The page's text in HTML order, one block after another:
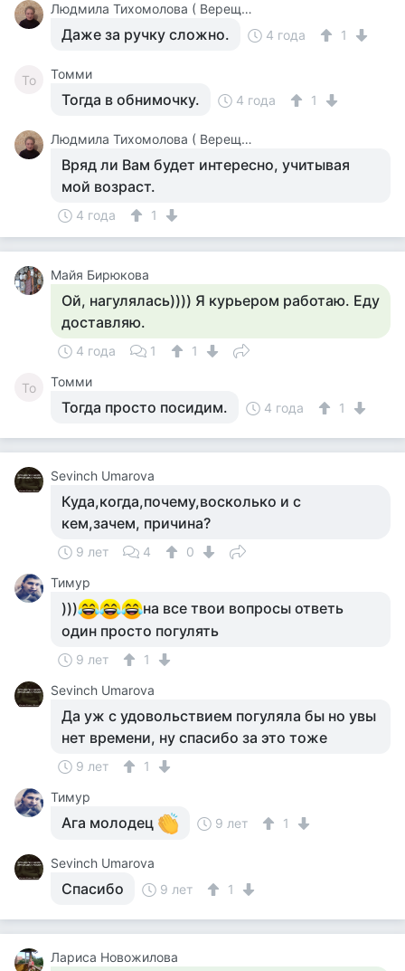
Людмила Тихомолова ( Верещагина )
Даже за ручку сложно. 4 года 1
То Томми
Тогда в обнимочку. 4 года 1
Людмила Тихомолова ( Верещагина )
Вряд ли Вам будет интересно, учитывая
мой возраст.
4 года 1
Майя Бирюкова
Ой, нагулялась)))) Я курьером работаю. Еду
доставляю.
4 года 1 1
То Томми
Тогда просто посидим. 4 года 1
Sevinch Umarova
Куда,когда,почему,восколько и с
кем,зачем, причина?
9 лет 4
0
Тимур
)))
на все твои вопросы ответь
один просто погулять
9 лет
1
Sevinch Umarova
Да уж с удовольствием погуляла бы но увы
нет времени, ну спасибо за это тоже
9 лет
1
Тимур
Ага молодец 9 лет 1
Sevinch Umarova
Спасибо 9 лет 1
Лариса Новожилова